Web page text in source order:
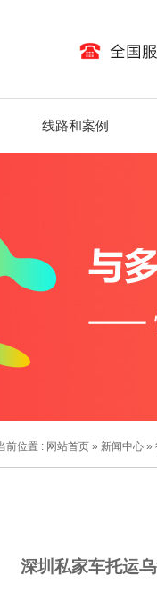
线路和案例
前位置 : 网站首页 » 新闻中心 »
深圳私家车托运